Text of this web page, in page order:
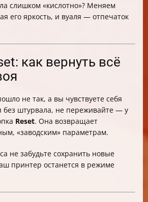
слишком «кислотно»? Меняем
его яркость, и вуаля — отпечаток
как вернуть всё
не так, а вы чувствуете себя
без штурвала, не переживайте — у
Reset. Она возвращает
«заводским» параметрам.
не забудьте сохранить новые
принтер останется в режиме